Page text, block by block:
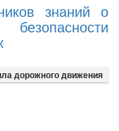
знаний о
дорожного движения